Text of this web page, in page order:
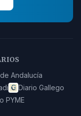
Andalucía
Diario Gallego
PYME